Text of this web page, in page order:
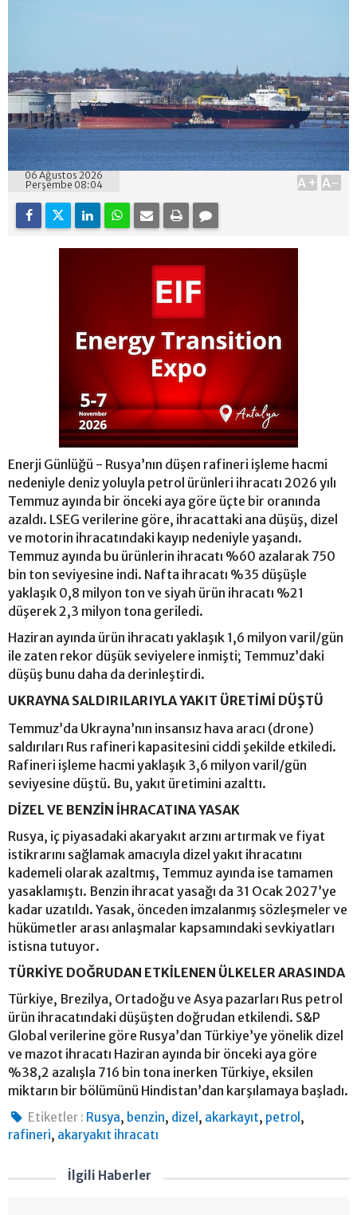
06 Ağustos 2026
Perşembe 08:04
A+ A-
Enerji Günlüğü - Rusya’nın düşen rafineri işleme hacmi
nedeniyle deniz yoluyla petrol ürünleri ihracatı 2026 yılı
Temmuz ayında bir önceki aya göre üçte bir oranında
azaldı. LSEG verilerine göre, ihracattaki ana düşüş, dizel
ve motorin ihracatındaki kayıp nedeniyle yaşandı.
Temmuz ayında bu ürünlerin ihracatı %60 azalarak 750
bin ton seviyesine indi. Nafta ihracatı %35 düşüşle
yaklaşık 0,8 milyon ton ve siyah ürün ihracatı %21
düşerek 2,3 milyon tona geriledi.
Haziran ayında ürün ihracatı yaklaşık 1,6 milyon varil/gün
ile zaten rekor düşük seviyelere inmişti; Temmuz’daki
düşüş bunu daha da derinleştirdi.
UKRAYNA SALDIRILARIYLA YAKIT ÜRETİMİ DÜŞTÜ
Temmuz’da Ukrayna’nın insansız hava aracı (drone)
saldırıları Rus rafineri kapasitesini ciddi şekilde etkiledi.
Rafineri işleme hacmi yaklaşık 3,6 milyon varil/gün
seviyesine düştü. Bu, yakıt üretimini azalttı.
DİZEL VE BENZİN İHRACATINA YASAK
Rusya, iç piyasadaki akaryakıt arzını artırmak ve fiyat
istikrarını sağlamak amacıyla dizel yakıt ihracatını
kademeli olarak azaltmış, Temmuz ayında ise tamamen
yasaklamıştı. Benzin ihracat yasağı da 31 Ocak 2027’ye
kadar uzatıldı. Yasak, önceden imzalanmış sözleşmeler ve
hükümetler arası anlaşmalar kapsamındaki sevkiyatları
istisna tutuyor.
TÜRKİYE DOĞRUDAN ETKİLENEN ÜLKELER ARASINDA
Türkiye, Brezilya, Ortadoğu ve Asya pazarları Rus petrol
ürün ihracatındaki düşüşten doğrudan etkilendi. S&P
Global verilerine göre Rusya’dan Türkiye’ye yönelik dizel
ve mazot ihracatı Haziran ayında bir önceki aya göre
%38,2 azalışla 716 bin tona inerken Türkiye, eksilen
miktarın bir bölümünü Hindistan’dan karşılamaya başladı.
Etiketler : Rusya, benzin, dizel , akarkayıt, petrol ,
rafineri, akaryakıt ihracatı
İlgili Haberler